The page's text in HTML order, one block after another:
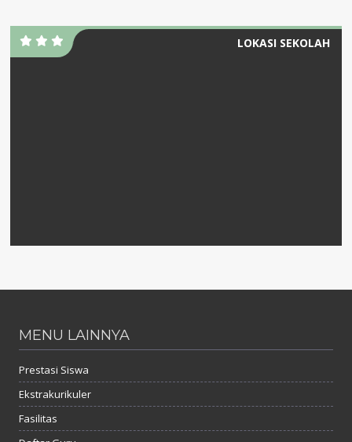
LOKASI SEKOLAH
MENU LAINNYA
Prestasi Siswa
Ekstrakurikuler
Fasilitas